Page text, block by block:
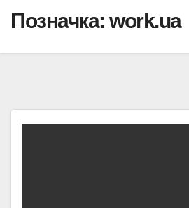
Позначка: work.ua